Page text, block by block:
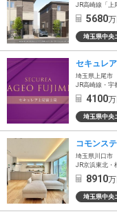
JR高崎線「上
5680
埼玉県中央
セキュレ
埼玉県上尾市
JR高崎線・宇
4100
埼玉県中央
埼玉県川口市
JR京浜東北・根
8910
埼玉県中央